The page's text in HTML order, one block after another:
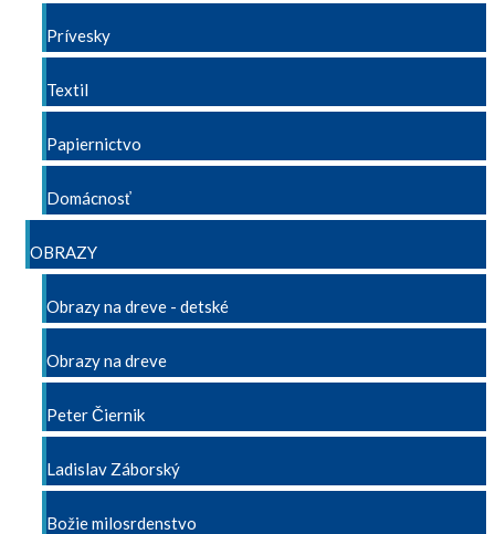
Prívesky
Textil
Papiernictvo
Domácnosť
OBRAZY
Obrazy na dreve - detské
Obrazy na dreve
Peter Čiernik
Ladislav Záborský
Božie milosrdenstvo